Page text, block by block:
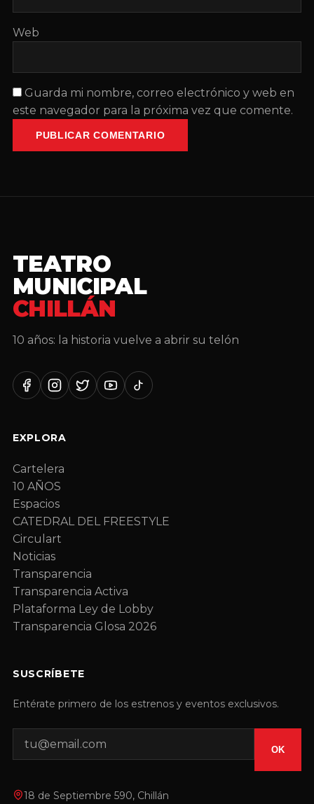
Web
Guarda mi nombre, correo electrónico y web en
este navegador para la próxima vez que comente.
PUBLICAR COMENTARIO
TEATRO
MUNICIPAL
CHILLÁN
10 años: la historia vuelve a abrir su telón
FacebookInstagram
TwitterYouTube
TikTok
EXPLORA
Cartelera
10 AÑOS
Espacios
CATEDRAL DEL FREESTYLE
Circulart
Noticias
Transparencia
Transparencia Activa
Plataforma Ley de Lobby
Transparencia Glosa 2026
SUSCRÍBETE
Entérate primero de los estrenos y eventos exclusivos.
OK
18 de Septiembre 590, Chillán